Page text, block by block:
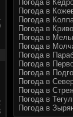
Погода в
Погода в
Погода в
Погода в
Погода в
Погода в
Погода в
Погода в
Погода в
Погода в
Погода в
Погода в
Погода в